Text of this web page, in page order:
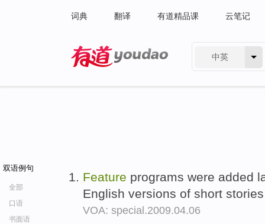
词典 翻译 有道精品课 云笔记
中英
双语例句
全部
口语
书面语
Feature programs were added
English versions of short
VOA: special.2009.04.06